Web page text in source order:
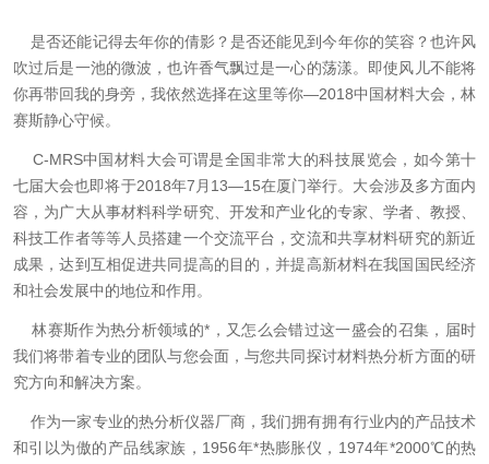
是否还能记得去年你的倩影？是否还能见到今年你的笑容？也许风
吹过后是一池的微波，也许香气飘过是一心的荡漾。即使风儿不能将
你再带回我的身旁，我依然选择在这里等你—2018中国材料大会，林
赛斯静心守候。
C-MRS中国材料大会可谓是全国非常大的科技展览会，如今第十
七届大会也即将于2018年7 月 13—15在厦门举行。大会涉及多方面内
容，为广大从事材料科学研究、开发和产业化的专家、学者、教授、
科技工作者等等人员搭建一个交流平台，交流和共享材料研究的新近
成果，达到互相促进共同提高的目的，并提高新材料在我国国民经济
和社会发展中的地位和作用。
林赛斯作为热分析领域的*，又怎么会错过这一盛会的召集，届时
我们将带着专业的团队与您会面，与您共同探讨材料热分析方面的研
究方向和解决方案。
作为一家专业的热分析仪器厂商，我们拥有拥有行业内的产品技术
和引以为傲的产品线家族， 1956年*热膨胀仪， 1974年*2000℃的热